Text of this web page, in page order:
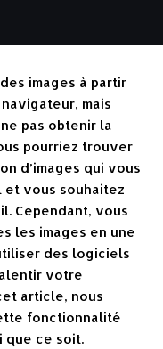
images à partir
mais
pas obtenir la
pourriez trouver
d’images qui vous
vous souhaitez
Cependant, vous
les images en une
des logiciels
votre
article, nous
fonctionnalité
que ce soit.